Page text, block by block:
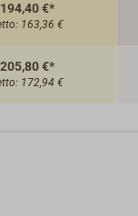
194,40 €*
163,36 €
205,80 €*
172,94 €